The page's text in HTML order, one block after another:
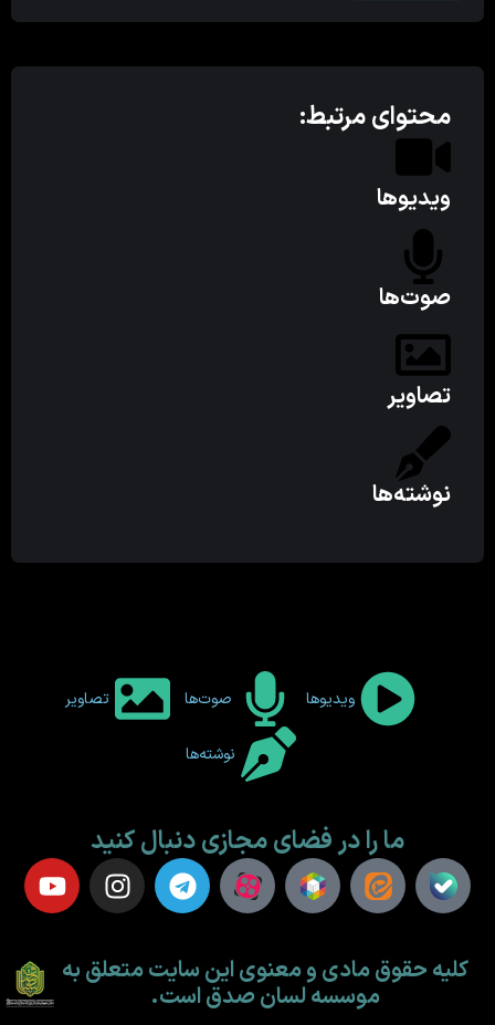
محتوای مرتبط:
ویدیوها
صوت‌ها
تصاویر
نوشته‌ها
ویدیوها صوت‌ها تصاویر
نوشته‌ها
ما را در فضای مجازی دنبال کنید
کلیه حقوق مادی و معنوی این سایت متعلق به
موسسه لسان صدق است.